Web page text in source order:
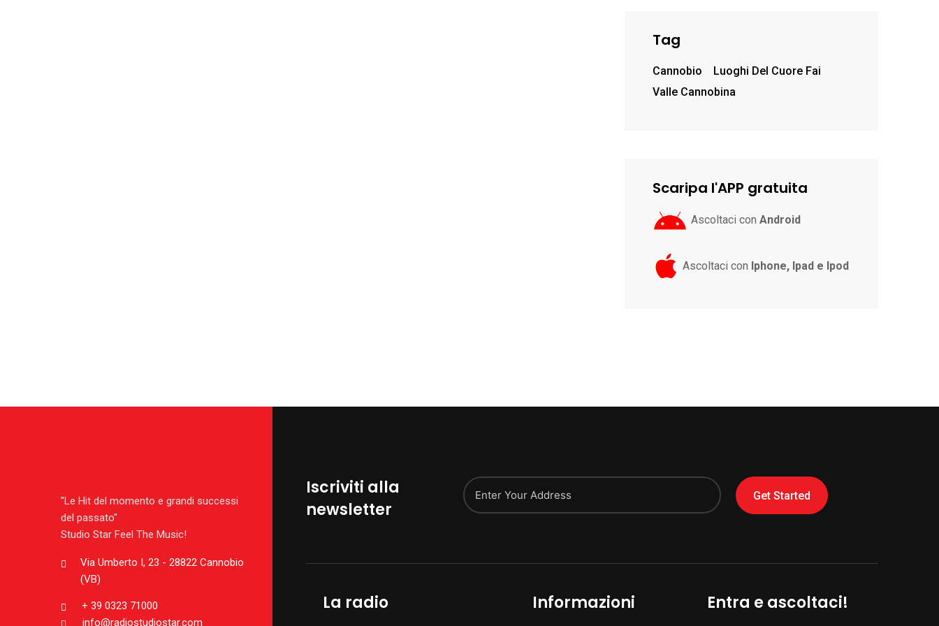
Tag
Cannobio
Luoghi Del Cuore Fai
Valle Cannobina
Scaripa l'APP gratuita
Ascoltaci con Android
Ascoltaci con Iphone, Ipad e Ipod
Iscriviti alla
newsletter
Get Started
"Le Hit del momento e grandi successi
del passato"
Studio Star Feel The Music!
Via Umberto I, 23 - 28822 Cannobio
(VB)
+ 39 0323 71000
info@radiostudiostar.com
La radio Informazioni Entra e ascoltaci!